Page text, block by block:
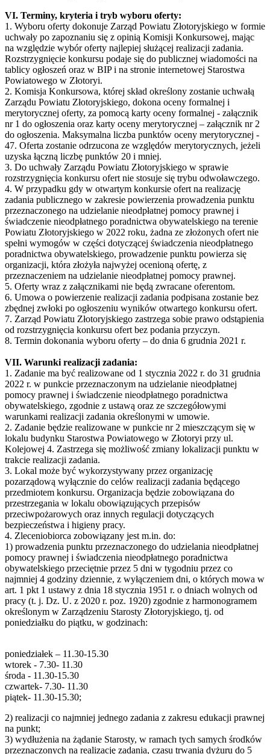
VI. Terminy, kryteria i tryb wyboru oferty:
1. Wyboru oferty dokonuje Zarząd Powiatu Złotoryjskiego w formie
uchwały po zapoznaniu się z opinią Komisji Konkursowej, mając
na względzie wybór oferty najlepiej służącej realizacji zadania.
Rozstrzygnięcie konkursu podaje się do publicznej wiadomości na
tablicy ogłoszeń oraz w BIP i na stronie internetowej Starostwa
Powiatowego w Złotoryi.
2. Komisja Konkursowa, której skład określony zostanie uchwałą
Zarządu Powiatu Złotoryjskiego, dokona oceny formalnej i
merytorycznej oferty, za pomocą karty oceny formalnej - załącznik
nr 1 do ogłoszenia oraz karty oceny merytorycznej – załącznik nr 2
do ogłoszenia. Maksymalna liczba punktów oceny merytorycznej -
47. Oferta zostanie odrzucona ze względów merytorycznych, jeżeli
uzyska łączną liczbę punktów 20 i mniej.
3. Do uchwały Zarządu Powiatu Złotoryjskiego w sprawie
rozstrzygnięcia konkursu ofert nie stosuje się trybu odwoławczego.
4. W przypadku gdy w otwartym konkursie ofert na realizację
zadania publicznego w zakresie powierzenia prowadzenia punktu
przeznaczonego na udzielanie nieodpłatnej pomocy prawnej i
świadczenie nieodpłatnego poradnictwa obywatelskiego na terenie
Powiatu Złotoryjskiego w 2022 roku, żadna ze złożonych ofert nie
spełni wymogów w części dotyczącej świadczenia nieodpłatnego
poradnictwa obywatelskiego, prowadzenie punktu powierza się
organizacji, która złożyła najwyżej ocenioną ofertę, z
przeznaczeniem na udzielanie nieodpłatnej pomocy prawnej.
5. Oferty wraz z załącznikami nie będą zwracane oferentom.
6. Umowa o powierzenie realizacji zadania podpisana zostanie bez
zbędnej zwłoki po ogłoszeniu wyników otwartego konkursu ofert.
7. Zarząd Powiatu Złotoryjskiego zastrzega sobie prawo odstąpienia
od rozstrzygnięcia konkursu ofert bez podania przyczyn.
8. Termin dokonania wyboru oferty – do dnia 6 grudnia 2021 r.
VII. Warunki realizacji zadania:
1. Zadanie ma być realizowane od 1 stycznia 2022 r. do 31 grudnia
2022 r. w punkcie przeznaczonym na udzielanie nieodpłatnej
pomocy prawnej i świadczenie nieodpłatnego poradnictwa
obywatelskiego, zgodnie z ustawą oraz ze szczegółowymi
warunkami realizacji zadania określonymi w umowie.
2. Zadanie będzie realizowane w punkcie nr 2 mieszczącym się w
lokalu budynku Starostwa Powiatowego w Złotoryi przy ul.
Kolejowej 4. Zastrzega się możliwość zmiany lokalizacji punktu w
trakcie realizacji zadania.
3. Lokal może być wykorzystywany przez organizację
pozarządową wyłącznie do celów realizacji zadania będącego
przedmiotem konkursu. Organizacja będzie zobowiązana do
przestrzegania w lokalu obowiązujących przepisów
przeciwpożarowych oraz innych regulacji dotyczących
bezpieczeństwa i higieny pracy.
4. Zleceniobiorca zobowiązany jest m.in. do:
1) prowadzenia punktu przeznaczonego do udzielania nieodpłatnej
pomocy prawnej i świadczenia nieodpłatnego poradnictwa
obywatelskiego przeciętnie przez 5 dni w tygodniu przez co
najmniej 4 godziny dziennie, z wyłączeniem dni, o których mowa w
art. 1 pkt 1 ustawy z dnia 18 stycznia 1951 r. o dniach wolnych od
pracy (t. j. Dz. U. z 2020 r. poz. 1920) zgodnie z harmonogramem
określonym w Zarządzeniu Starosty Złotoryjskiego, tj. od
poniedziałku do piątku, w godzinach:
poniedziałek – 11.30-15.30
wtorek - 7.30- 11.30
środa - 11.30-15.30
czwartek- 7.30- 11.30
piątek- 11.30-15.30;
2) realizacji co najmniej jednego zadania z zakresu edukacji prawnej
na punkt;
3) wydłużenia na żądanie Starosty, w ramach tych samych środków
przeznaczonych na realizację zadania, czasu trwania dyżuru do 5